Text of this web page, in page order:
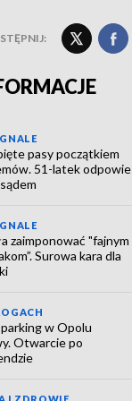
pasy początkiem
51-latek odpowie
zaimponować "fajnym
Surowa kara dla
w Opolu
Otwarcie po